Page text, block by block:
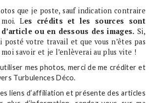
que je poste, sauf indication contraire
Les crédits et les sources sont
ou en dessous des images. Si,
posté votre travail et que vous n’êtes pas
savoir et je l’enlèverai au plus vite !
mes photos, merci de me créditer et
Turbulences Déco.
liens d’affiliation et présente des articles